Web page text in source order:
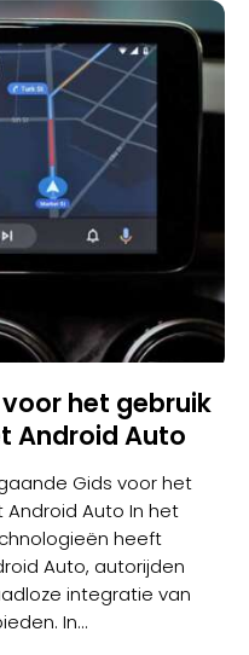
het gebruik
Android Auto
Gids voor het
Android Auto In het
heeft
Auto, autorijden
integratie van
In...